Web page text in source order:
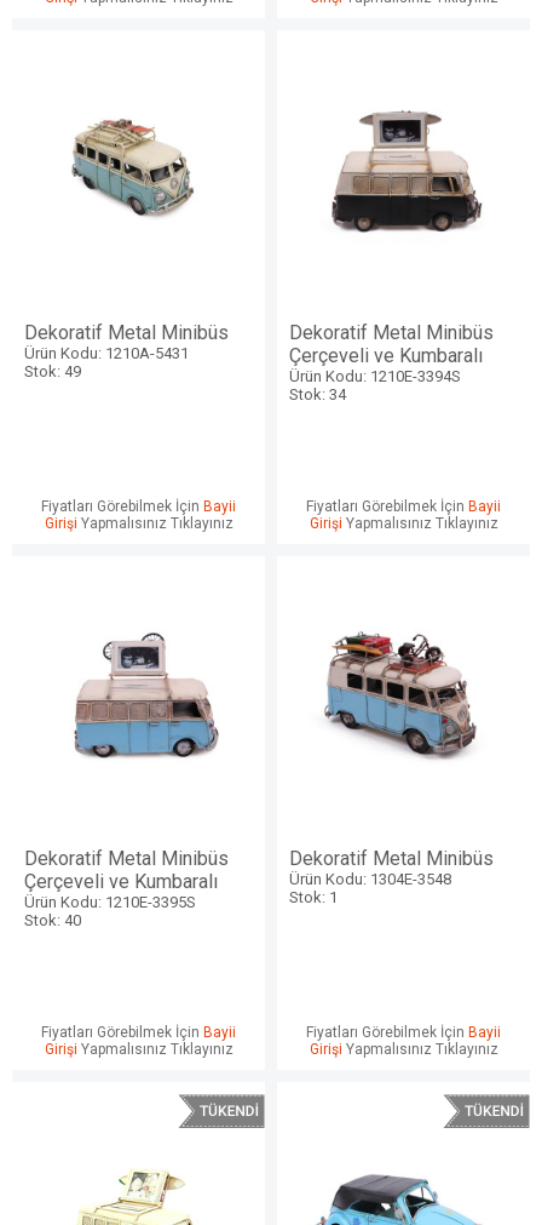
Dekoratif Metal Minibüs
Ürün Kodu: 1210A-5431
Stok: 49
Fiyatları Görebilmek İçin Bayii
Girişi Yapmalısınız Tıklayınız
Dekoratif Metal Minibüs
Çerçeveli ve Kumbaralı
Ürün Kodu: 1210E-3394S
Stok: 34
Fiyatları Görebilmek İçin Bayii
Girişi Yapmalısınız Tıklayınız
Dekoratif Metal Minibüs
Çerçeveli ve Kumbaralı
Ürün Kodu: 1210E-3395S
Stok: 40
Fiyatları Görebilmek İçin Bayii
Girişi Yapmalısınız Tıklayınız
Dekoratif Metal Minibüs
Ürün Kodu: 1304E-3548
Stok: 1
Fiyatları Görebilmek İçin Bayii
Girişi Yapmalısınız Tıklayınız